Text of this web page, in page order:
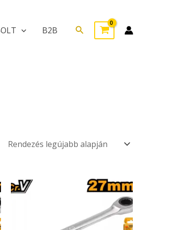
B2B Search